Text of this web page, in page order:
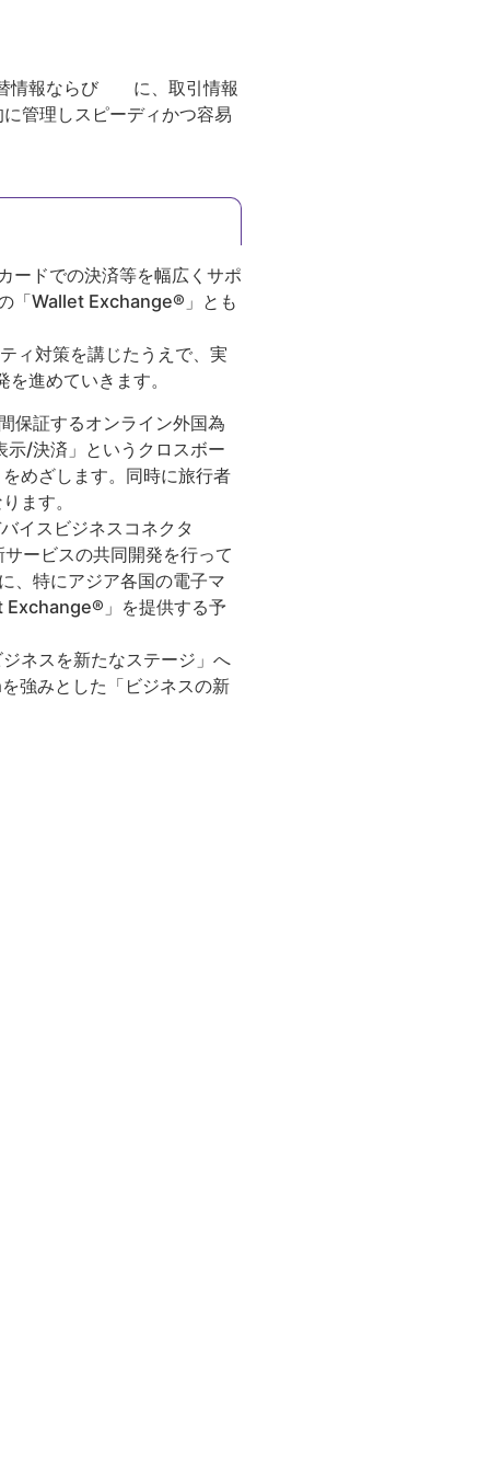
替情報ならび に、取引情報
管理しスピーディかつ容易
ードでの決済等を幅広くサポ
「Wallet Exchange®」とも
ィ対策を講じたうえで、実
進めていきます。
保証するオンライン外国為
/決済」というクロスボー
めざします。同時に旅行者
ます。
イスビジネスコネクタ
ービスの共同開発を行って
、特にアジア各国の電子マ
Exchange®」を提供する予
ネスを新たなステージ」へ
強みとした「ビジネスの新